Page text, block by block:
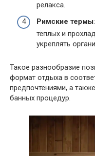
релакса.
Римские термы
тёплых и
укреплять
Такое разнообразие
формат отдыха в
предпочтениями, а
банных процедур.